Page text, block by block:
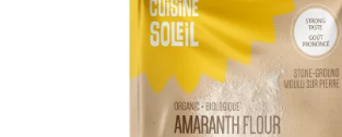
ADD TO CART / DETAILS